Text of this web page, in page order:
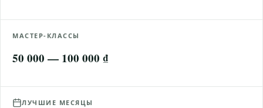
МАСТЕР-КЛАССЫ
50 000 — 100 000 ₫
ЛУЧШИЕ МЕСЯЦЫ